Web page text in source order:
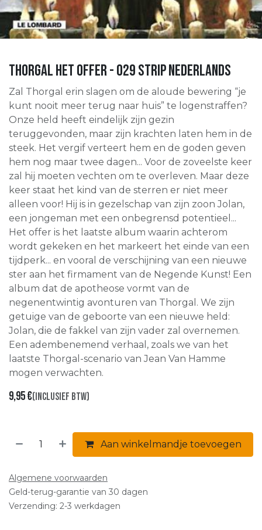
Thorgal Het offer - 029 strip nederlands
Zal Thorgal erin slagen om de aloude bewering “je
kunt nooit meer terug naar huis” te logenstraffen?
Onze held heeft eindelijk zijn gezin
teruggevonden, maar zijn krachten laten hem in de
steek. Het vergif verteert hem en de goden geven
hem nog maar twee dagen... Voor de zoveelste keer
zal hij moeten vechten om te overleven. Maar deze
keer staat het kind van de sterren er niet meer
alleen voor! Hij is in gezelschap van zijn zoon Jolan,
een jongeman met een onbegrensd potentieel...
Het offer is het laatste album waarin achterom
wordt gekeken en het markeert het einde van een
tijdperk... en vooral de verschijning van een nieuwe
ster aan het firmament van de Negende Kunst! Een
album dat de apotheose vormt van de
negenentwintig avonturen van Thorgal. We zijn
getuige van de geboorte van een nieuwe held:
Jolan, die de fakkel van zijn vader zal overnemen.
Een adembenemend verhaal, zoals we van het
laatste Thorgal-scenario van Jean Van Hamme
mogen verwachten.
9,95€(Inclusief btw)
Aan winkelmandje toevoegen
Algemene voorwaarden
Geld-terug-garantie van 30 dagen
Verzending: 2-3 werkdagen